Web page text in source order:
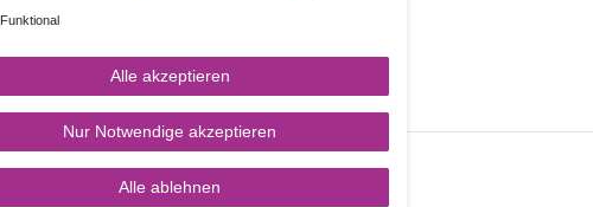
Funktional
Alle akzeptieren
Nur Notwendige akzeptieren
Alle ablehnen